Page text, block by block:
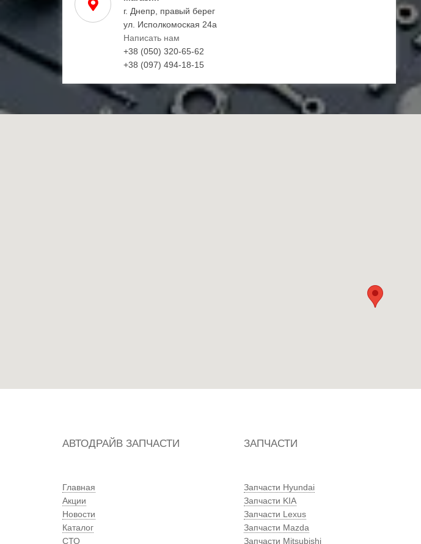
г. Днепр, правый берег
ул. Исполкомоская 24а
Написать нам
+38 (050) 320-65-62
+38 (097) 494-18-15
АВТОДРАЙВ ЗАПЧАСТИ
Главная
Акции
Новости
Каталог
СТО
ЗАПЧАСТИ
Запчасти Hyundai
Запчасти KIA
Запчасти Lexus
Запчасти Mazda
Запчасти Mitsubishi